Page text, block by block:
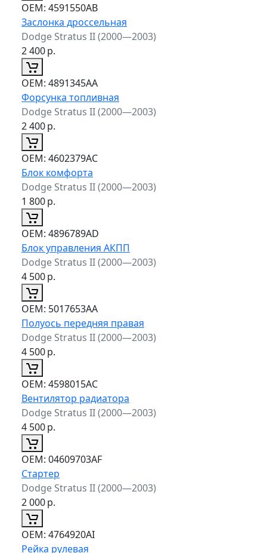
ОЕМ: 4591550AB
Заслонка дроссельная
Dodge Stratus II (2000—2003)
2 400р.
ОЕМ: 4891345AA
Форсунка топливная
Dodge Stratus II (2000—2003)
2 400р.
ОЕМ: 4602379AC
Блок комфорта
Dodge Stratus II (2000—2003)
1 800р.
ОЕМ: 4896789AD
Блок управления АКПП
Dodge Stratus II (2000—2003)
4 500р.
ОЕМ: 5017653AA
Полуось передняя правая
Dodge Stratus II (2000—2003)
4 500р.
ОЕМ: 4598015AC
Вентилятор радиатора
Dodge Stratus II (2000—2003)
4 500р.
ОЕМ: 04609703AF
Стартер
Dodge Stratus II (2000—2003)
2 000р.
ОЕМ: 4764920AI
Рейка рулевая